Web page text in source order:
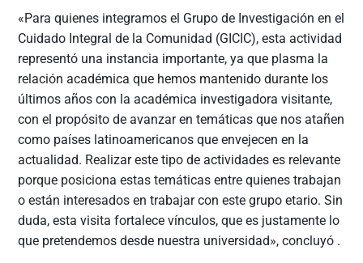
«Para quienes integramos el Grupo de Investigación en el
Cuidado Integral de la Comunidad (GICIC), esta actividad
representó una instancia importante, ya que plasma la
relación académica que hemos mantenido durante los
últimos años con la académica investigadora visitante,
con el propósito de avanzar en temáticas que nos atañen
como países latinoamericanos que envejecen en la
actualidad. Realizar este tipo de actividades es relevante
porque posiciona estas temáticas entre quienes trabajan
o están interesados en trabajar con este grupo etario. Sin
duda, esta visita fortalece vínculos, que es justamente lo
que pretendemos desde nuestra universidad», concluyó .